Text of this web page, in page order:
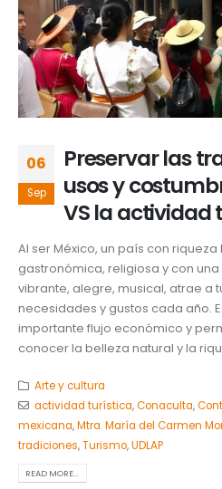
06
Sep
Preservar las
usos y
VS la actividad
Al ser México, un país con
gastronómica, religiosa y con
vibrante, alegre, musical, atrae a
necesidades y gustos cada año.
importante flujo económico y
conocer la belleza natural y la
Arte y cultura
actividad turística,Conaculta,
mexicana,Mtra. María del Carmen
tradiciones,Turismo,UDLAP
READ MORE...